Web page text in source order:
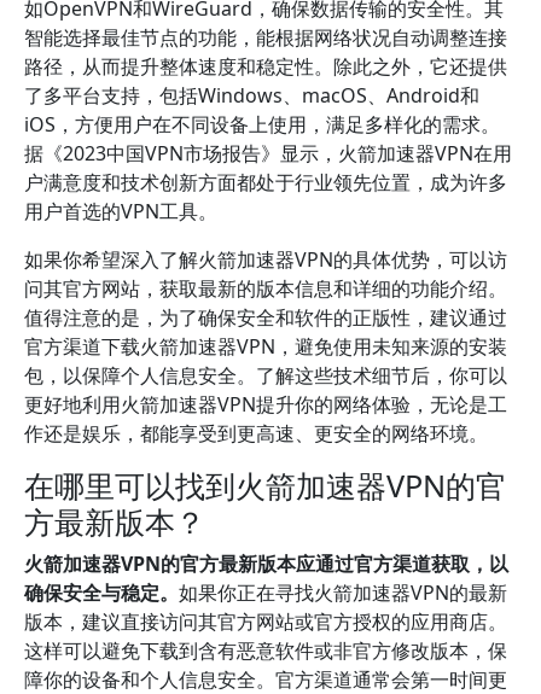
如OpenVPN和WireGuard，确保数据传输的安全性。其
智能选择最佳节点的功能，能根据网络状况自动调整连接
路径，从而提升整体速度和稳定性。除此之外，它还提供
了多平台支持，包括Windows、macOS、Android和
iOS，方便用户在不同设备上使用，满足多样化的需求。
据《2023中国VPN市场报告》显示，火箭加速器VPN在用
户满意度和技术创新方面都处于行业领先位置，成为许多
用户首选的VPN工具。
如果你希望深入了解火箭加速器VPN的具体优势，可以访
问其官方网站，获取最新的版本信息和详细的功能介绍。
值得注意的是，为了确保安全和软件的正版性，建议通过
官方渠道下载火箭加速器VPN，避免使用未知来源的安装
包，以保障个人信息安全。了解这些技术细节后，你可以
更好地利用火箭加速器VPN提升你的网络体验，无论是工
作还是娱乐，都能享受到更高速、更安全的网络环境。
在哪里可以找到火箭加速器VPN的官
方最新版本？
火箭加速器VPN的官方最新版本应通过官方渠道获取，以
确保安全与稳定。 如果你正在寻找火箭加速器VPN的最新
版本，建议直接访问其官方网站或官方授权的应用商店。
这样可以避免下载到含有恶意软件或非官方修改版本，保
障你的设备和个人信息安全。官方渠道通常会第一时间更